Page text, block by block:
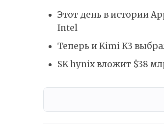
Этот день в истории
Intel
Теперь и Kimi K3
SK hynix вложит $38